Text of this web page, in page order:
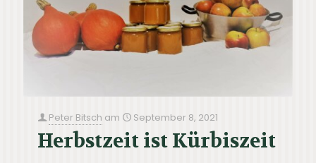
Peter Bitsch am September 8, 2021
Herbstzeit ist Kürbiszeit